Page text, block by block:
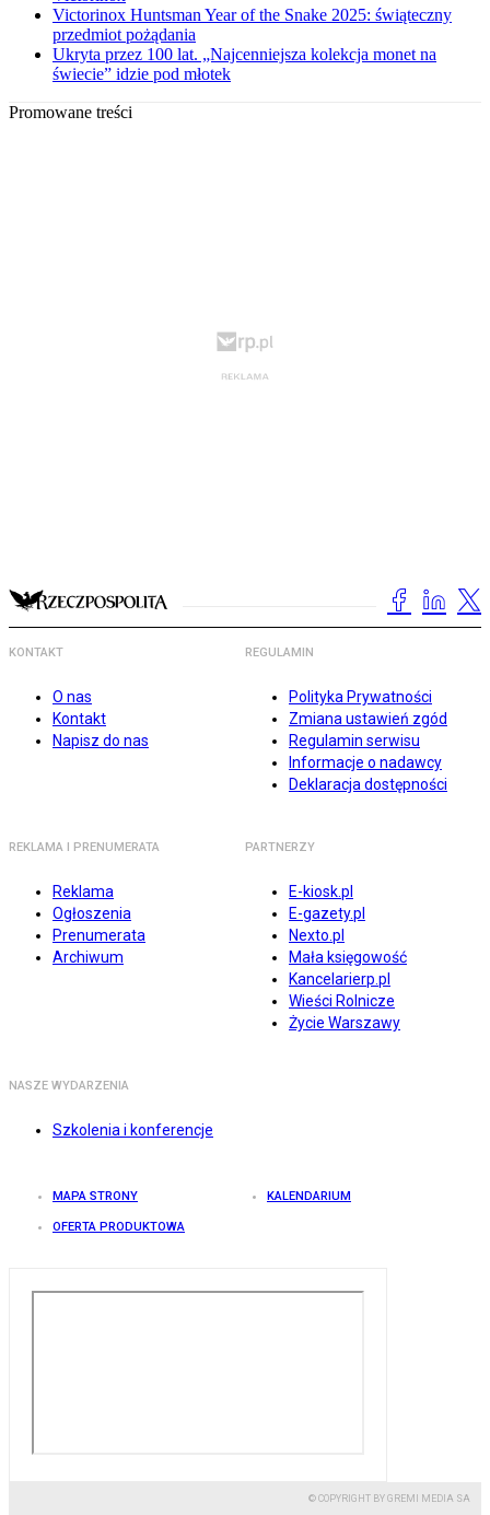
Victorinox Huntsman Year of the Snake 2025: świąteczny
przedmiot pożądania
Ukryta przez 100 lat. „Najcenniejsza kolekcja monet na
świecie” idzie pod młotek
Promowane treści
KONTAKT
O nas
Kontakt
Napisz do nas
REGULAMIN
Polityka Prywatności
Zmiana ustawień zgód
Regulamin serwisu
Informacje o nadawcy
Deklaracja dostępności
REKLAMA I PRENUMERATA
Reklama
Ogłoszenia
Prenumerata
Archiwum
PARTNERZY
E-kiosk.pl
E-gazety.pl
Nexto.pl
Mała księgowość
Kancelarierp.pl
Wieści Rolnicze
Życie Warszawy
NASZE WYDARZENIA
Szkolenia i konferencje
MAPA STRONY KALENDARIUM
OFERTA PRODUKTOWA
© COPYRIGHT BY GREMI MEDIA SA